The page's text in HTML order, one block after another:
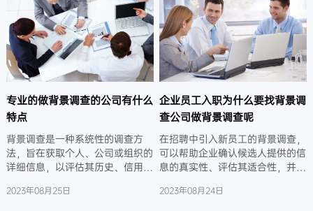
专业的做背景调查的公司有什么
特点
背景调查是一种系统性的调查方
法，旨在获取个人、公司或组织的
详细信息，以评估其历史、信用记
这种方法通常涉及搜集各种来源的
2023年08月25日
企业员工入职为什么要找背景调
查公司做背景调查呢
在招聘中引入新员工的背景调查，
可以帮助企业确认候选人提供的信
息的真实性、评估其适合性，并降
合适、可信赖的员工，维护公司声
2023年08月24日